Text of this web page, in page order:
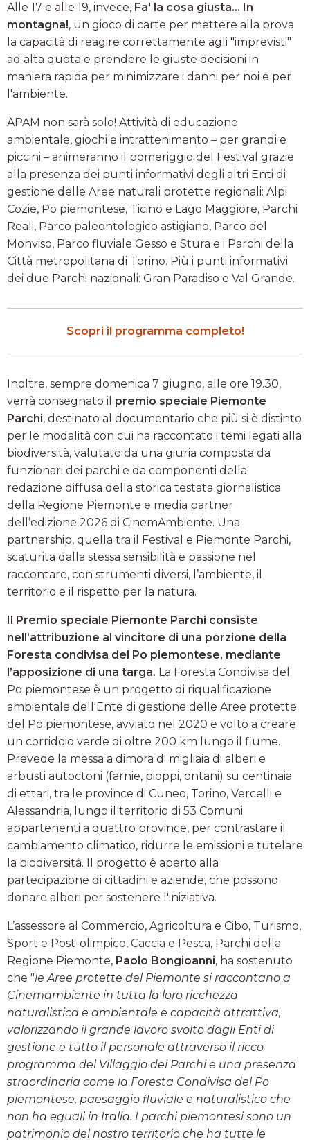
Alle 17 e alle 19, invece, Fa' la cosa giusta... In
montagna!, un gioco di carte per mettere alla prova
la capacità di reagire correttamente agli "imprevisti"
ad alta quota e prendere le giuste decisioni in
maniera rapida per minimizzare i danni per noi e per
l'ambiente.
APAM non sarà solo! Attività di educazione
ambientale, giochi e intrattenimento – per grandi e
piccini – animeranno il pomeriggio del Festival grazie
alla presenza dei punti informativi degli altri Enti di
gestione delle Aree naturali protette regionali: Alpi
Cozie, Po piemontese, Ticino e Lago Maggiore, Parchi
Reali, Parco paleontologico astigiano, Parco del
Monviso, Parco fluviale Gesso e Stura e i Parchi della
Città metropolitana di Torino. Più i punti informativi
dei due Parchi nazionali: Gran Paradiso e Val Grande.
Scopri il programma completo!
Inoltre, sempre domenica 7 giugno, alle ore 19.30,
verrà consegnato il premio speciale Piemonte
Parchi, destinato al documentario che più si è distinto
per le modalità con cui ha raccontato i temi legati alla
biodiversità, valutato da una giuria composta da
funzionari dei parchi e da componenti della
redazione diffusa della storica testata giornalistica
della Regione Piemonte e media partner
dell’edizione 2026 di CinemAmbiente. Una
partnership, quella tra il Festival e Piemonte Parchi,
scaturita dalla stessa sensibilità e passione nel
raccontare, con strumenti diversi, l’ambiente, il
territorio e il rispetto per la natura.
Il Premio speciale Piemonte Parchi consiste
nell’attribuzione al vincitore di una porzione della
Foresta condivisa del Po piemontese, mediante
l’apposizione di una targa. La Foresta Condivisa del
Po piemontese è un progetto di riqualificazione
ambientale dell'Ente di gestione delle Aree protette
del Po piemontese, avviato nel 2020 e volto a creare
un corridoio verde di oltre 200 km lungo il fiume.
Prevede la messa a dimora di migliaia di alberi e
arbusti autoctoni (farnie, pioppi, ontani) su centinaia
di ettari, tra le province di Cuneo, Torino, Vercelli e
Alessandria, lungo il territorio di 53 Comuni
appartenenti a quattro province, per contrastare il
cambiamento climatico, ridurre le emissioni e tutelare
la biodiversità. Il progetto è aperto alla
partecipazione di cittadini e aziende, che possono
donare alberi per sostenere l'iniziativa.
L’assessore al Commercio, Agricoltura e Cibo, Turismo,
Sport e Post-olimpico, Caccia e Pesca, Parchi della
Regione Piemonte, Paolo Bongioanni, ha sostenuto
che "le Aree protette del Piemonte si raccontano a
Cinemambiente in tutta la loro ricchezza
naturalistica e ambientale e capacità attrattiva,
valorizzando il grande lavoro svolto dagli Enti di
gestione e tutto il personale attraverso il ricco
programma del Villaggio dei Parchi e una presenza
straordinaria come la Foresta Condivisa del Po
piemontese, paesaggio fluviale e naturalistico che
non ha eguali in Italia. I parchi piemontesi sono un
patrimonio del nostro territorio che ha tutte le